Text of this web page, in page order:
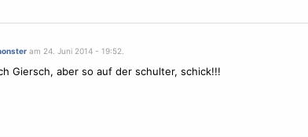
am 24. Juni 2014 - 19:52.
Giersch, aber so auf der schulter, schick!!!